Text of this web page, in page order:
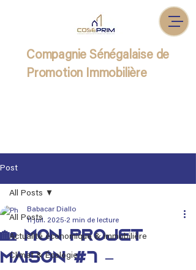
Compagnie Sénégalaise de
Promotion Immobilière
Post
All Posts
Actualité économique & immobilière
Climat & Écologie
All Posts
🏡 Mon projet
maison #7 –
Babacar Diallo
11 juil. 2025 2 min de lecture